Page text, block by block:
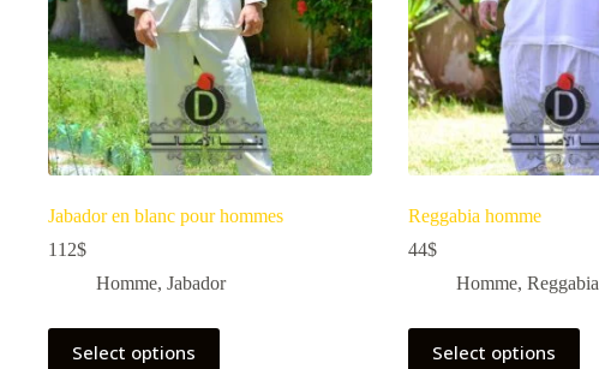
Jabador en blanc pour hommes
112$
Homme, Jabador
Select options
Reggabia homme
44$
Homme, Reggabia
Select options